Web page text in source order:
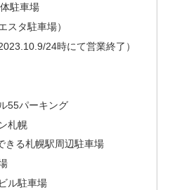
駐車場
スタ駐車場）
24時にて営業終了）
55パーキング
札幌
きる札幌駅周辺駐車場
ル駐車場